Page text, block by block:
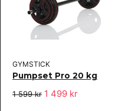
GYMSTICK
Pumpset Pro 20 kg
1 599 kr 1 499 kr